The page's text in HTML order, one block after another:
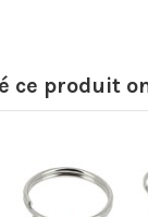
ce produit